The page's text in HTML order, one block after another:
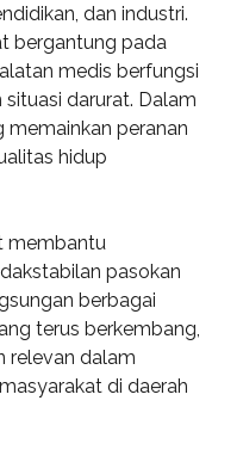
dan industri.
bergantung pada
medis berfungsi
darurat. Dalam
memainkan peranan
hidup
membantu
pasokan
berbagai
terus berkembang,
relevan dalam
di daerah